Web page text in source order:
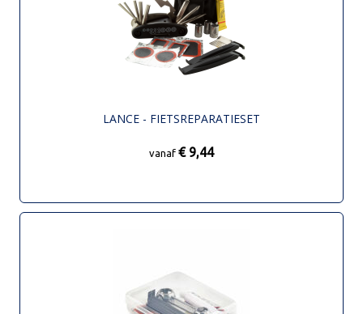
LANCE - FIETSREPARATIESET
vanaf € 9,44